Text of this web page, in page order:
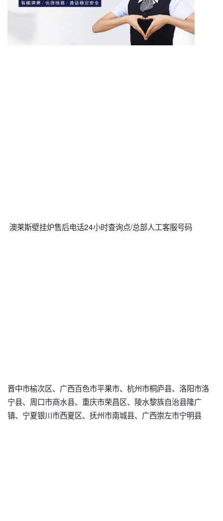
澳莱斯壁挂炉售后电话24小时查询点/总部人工客服号码
晋中市榆次区、广西百色市平果市、杭州市桐庐县、洛阳市洛
宁县、周口市商水县、重庆市荣昌区、陵水黎族自治县隆广
镇、宁夏银川市西夏区、抚州市南城县、广西崇左市宁明县